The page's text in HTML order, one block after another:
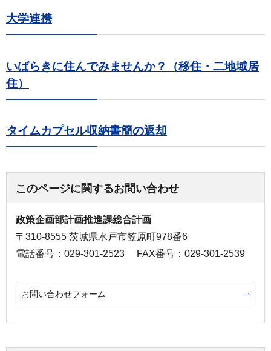
大学連携
いばらきに住んでみませんか？（移住・二地域居
住）
タイムカプセル収納書簡の返却
このページに関するお問い合わせ
政策企画部計画推進課総合計画
〒310-8555 茨城県水戸市笠原町978番6
電話番号：029-301-2523
FAX番号：029-301-2539
お問い合わせフォーム